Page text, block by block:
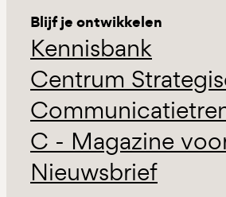
Blijf je ontwikkelen
Kennisbank
Centrum
C - Magazine
Nieuwsbrief